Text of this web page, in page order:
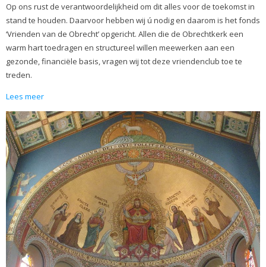
Op ons rust de verantwoordelijkheid om dit alles voor de toekomst in
stand te houden. Daarvoor hebben wij ú nodig en daarom is het fonds
‘Vrienden van de Obrecht’ opgericht. Allen die de Obrechtkerk een
warm hart toedragen en structureel willen meewerken aan een
gezonde, financiële basis, vragen wij tot deze vriendenclub toe te
treden.
Lees meer